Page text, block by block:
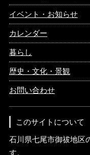
イベント・お知らせ
カレンダー
暮らし
歴史・文化・景観
お問い合わせ
このサイトについて
石川県七尾市御祓地区
す。